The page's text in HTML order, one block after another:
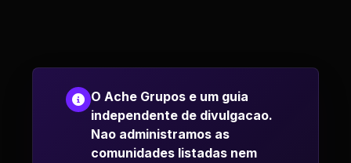
O Ache Grupos e um guia
independente de divulgacao.
Nao administramos as
comunidades listadas nem